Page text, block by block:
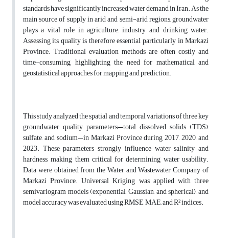
standards have significantly increased water demand in Iran. As the
main source of supply in arid and semi-arid regions, groundwater
plays a vital role in agriculture, industry, and drinking water.
Assessing its quality is therefore essential, particularly in Markazi
Province. Traditional evaluation methods are often costly and
time-consuming, highlighting the need for mathematical and
geostatistical approaches for mapping and prediction.
This study analyzed the spatial and temporal variations of three key
groundwater quality parameters—total dissolved solids (TDS),
sulfate, and sodium—in Markazi Province during 2017, 2020, and
2023. These parameters strongly influence water salinity and
hardness, making them critical for determining water usability.
Data were obtained from the Water and Wastewater Company of
Markazi Province. Universal Kriging was applied with three
semivariogram models (exponential, Gaussian, and spherical), and
model accuracy was evaluated using RMSE, MAE, and R² indices.